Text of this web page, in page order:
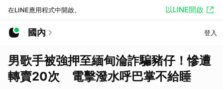
在LINE應用程式中開啟。 以LINE開啟
國內 登入
男歌手被強押至緬甸淪詐騙豬仔！慘遭
轉賣20次 電擊潑水呼巴掌不給睡